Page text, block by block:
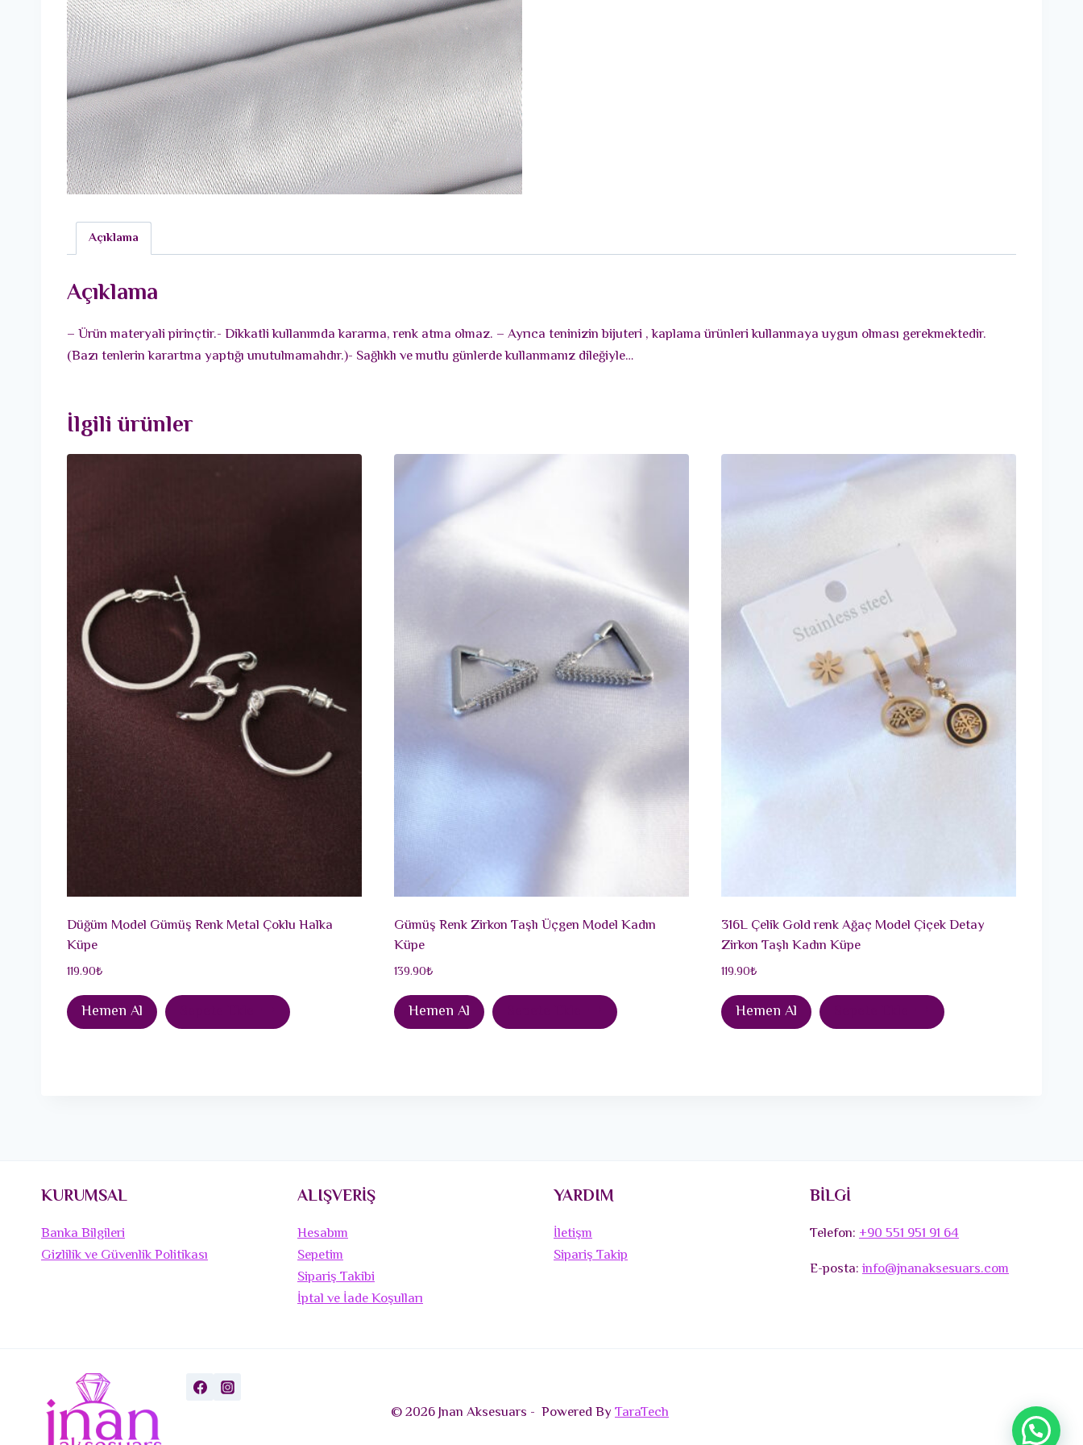
Açıklama
Açıklama
– Ürün materyali pirinçtir.- Dikkatli kullanımda kararma, renk atma olmaz. – Ayrıca teninizin bijuteri , kaplama ürünleri kullanmaya uygun olması gerekmektedir.
(Bazı tenlerin karartma yaptığı unutulmamalıdır.)- Sağlıklı ve mutlu günlerde kullanmanız dileğiyle…
İlgili ürünler
Düğüm Model Gümüş Renk Metal Çoklu Halka
Küpe
119.90₺
Hemen Al
Gümüş Renk Zirkon Taşlı Üçgen Model Kadın
Küpe
139.90₺
Hemen Al
316L Çelik Gold renk Ağaç Model Çiçek Detay
Zirkon Taşlı Kadın Küpe
119.90₺
Hemen Al
KURUMSAL
Banka Bilgileri
Gizlilik ve Güvenlik Politikası
ALIŞVERİŞ
Hesabım
Sepetim
Sipariş Takibi
İptal ve İade Koşulları
YARDIM
İletişm
Sipariş Takip
BİLGİ
Telefon:+90 551 951 91 64
E-posta:info@jnanaksesuars.com
© 2026 Jnan Aksesuars - Powered ByTaraTech